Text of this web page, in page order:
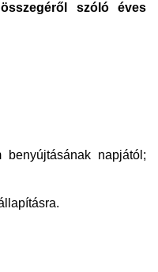
szóló éves
napjától;